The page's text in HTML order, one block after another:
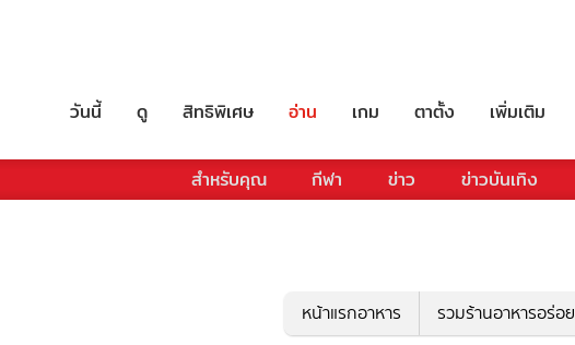
วันนี้ ดู สิทธิพิเศษ อ่าน เกม ตาตั้ง เพิ่มเติม
สำหรับคุณ กีฬา ข่าว ข่าวบันเทิง
หน้าแรกอาหาร รวมร้านอาหารอร่อย